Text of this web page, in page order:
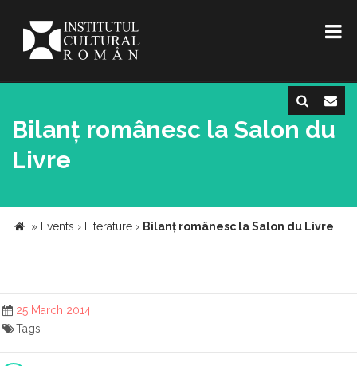
Bilanț românesc la Salon du
Livre
» Events › Literature › Bilanț românesc la Salon du Livre
25 March 2014
Tags